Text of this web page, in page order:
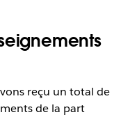
reçu un total de
de la part